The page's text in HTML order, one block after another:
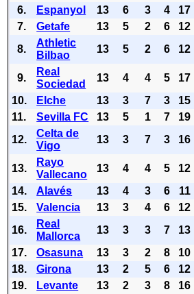
6.
Espanyol 13 6 3 4 17
7.
Getafe 13 5 2 6 12
8.
Athletic
Bilbao
13 5 2 6 12
9.
Real
Sociedad
13 4 4 5 17
10.
Elche 13 3 7 3 15
11.
Sevilla FC 13 5 1 7 19
12.
Celta de
Vigo
13 3 7 3 16
13.
Rayo
Vallecano
13 4 4 5 12
14.
Alavés 13 4 3 6 11
15.
Valencia 13 3 4 6 12
16.
Real
Mallorca
13 3 3 7 13
17.
Osasuna 13 3 2 8 10
18.
Girona 13 2 5 6 12
19.
Levante 13 2 3 8 16